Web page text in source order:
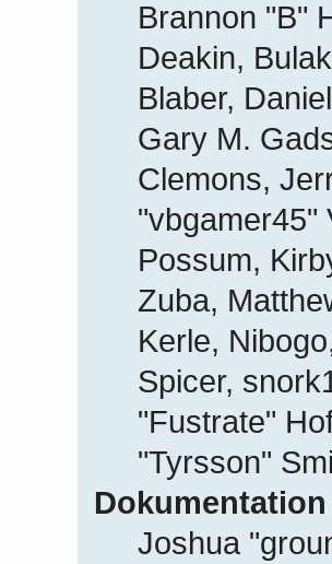
Brannon "B"
Deakin,
Blaber,
Gary M.
Clemons,
"vbgamer45"
Possum,
Zuba,
Kerle,
Spicer,
"Fustrate"
"Tyrsson"
Dokumentation
Joshua